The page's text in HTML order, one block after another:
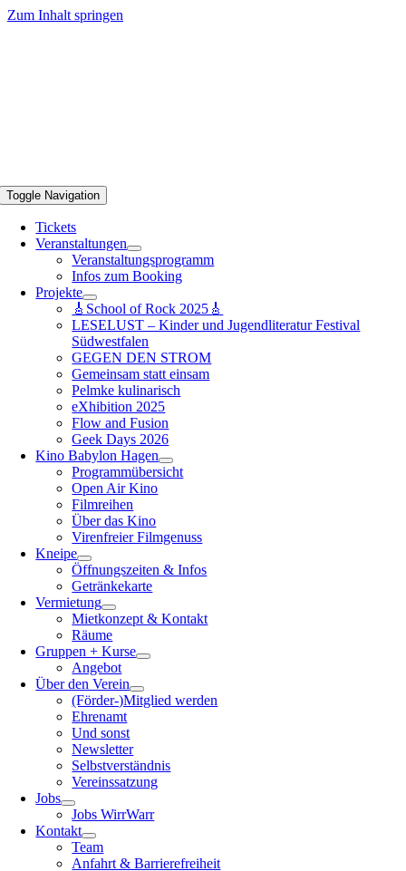
Zum Inhalt springen
Toggle Navigation
Tickets
Veranstaltungen
Veranstaltungsprogramm
Infos zum Booking
Projekte
🎸School of Rock 2025🎸
LESELUST – Kinder und Jugendliteratur Festival
Südwestfalen
GEGEN DEN STROM
Gemeinsam statt einsam
Pelmke kulinarisch
eXhibition 2025
Flow and Fusion
Geek Days 2026
Kino Babylon Hagen
Programmübersicht
Open Air Kino
Filmreihen
Über das Kino
Virenfreier Filmgenuss
Kneipe
Öffnungszeiten & Infos
Getränkekarte
Vermietung
Mietkonzept & Kontakt
Räume
Gruppen + Kurse
Angebot
Über den Verein
(Förder-)Mitglied werden
Ehrenamt
Und sonst
Newsletter
Selbstverständnis
Vereinssatzung
Jobs
Jobs WirrWarr
Kontakt
Team
Anfahrt & Barrierefreiheit